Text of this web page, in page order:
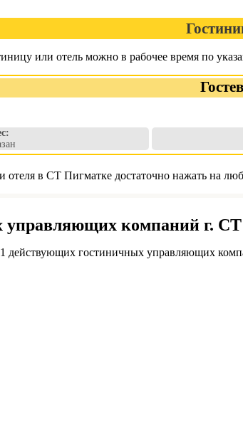
или отель можно в рабочее время по
в СТ Пигматке достаточно нажать на
управляющих компаний г.
действующих гостиничных управляющих